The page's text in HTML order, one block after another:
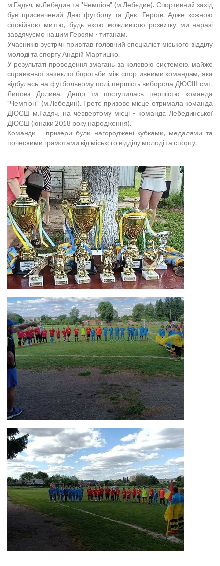
м.Гадяч, м.Лебедин та "Чемпіон" (м.Лебедин). Спортивний захід
був присвячений Дню футболу та Дню Героїв. Адже кожною
спокійною миттю, будь якою можливістю розвитку ми наразі
завдячуємо нашим Героям - титанам.
Учасників зустрічі привітав головний спеціаліст міського відділу
молоді та спорту Андрій Мартишко.
У результаті проведення змагань за коловою системою, майже
справжньої запеклої боротьби між спортивними командам, яка
відбулась на футбольному полі, першість виборола ДЮСШ смт.
Липова Долина. Дещо їм поступилась першістю команда
"Чемпіон" (м.Лебедин). Третє призове місце отримала команда
ДЮСШ м.Гадяч, на червертому місці - команда Лебединської
ДЮСШ (юнаки 2018 року народження).
Команди - призери були нагороджені кубками, медалями та
почесними грамотами від міського відділу молоді та спорту.